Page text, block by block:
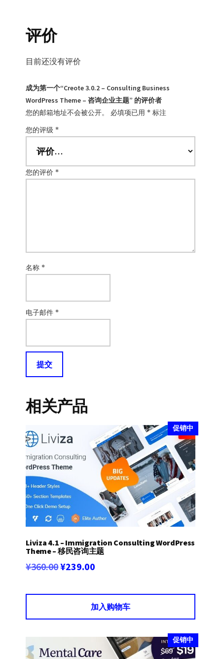
评价
目前还没有评价
成为第一个“Creote 3.0.2 – Consulting Business
WordPress Theme – 咨询企业主题” 的评价者
您的邮箱地址不会被公开。
必填项已用 * 标注
您的评级 *
您的评价 *
名称 *
电子邮件 *
相关产品
促销中
Liviza 4.1 – Immigration Consulting WordPress
Theme – 移民咨询主题
¥360.00原
为：
¥360.00。
¥239.00
价
格
¥239.00。
加入购物车
促销中